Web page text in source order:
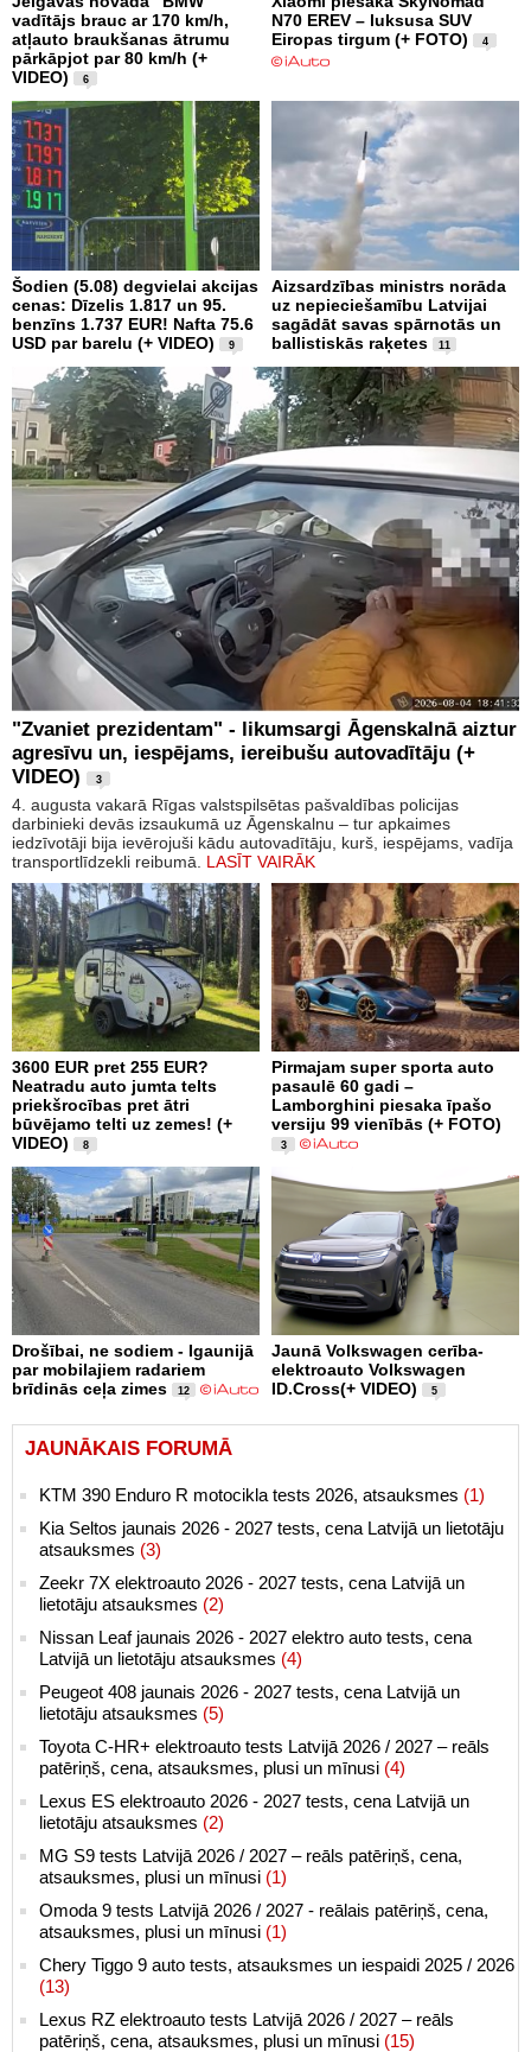
vadītājs brauc ar 170 km/h,
atļauto braukšanas ātrumu
pārkāpjot par 80 km/h (+
VIDEO)
6
N70 EREV – luksusa SUV
Eiropas tirgum (+ FOTO)
4
Šodien (5.08) degvielai akcijas
cenas: Dīzelis 1.817 un 95.
benzīns 1.737 EUR! Nafta 75.6
USD par barelu (+ VIDEO)
9
Aizsardzības ministrs norāda
uz nepieciešamību Latvijai
sagādāt savas spārnotās un
ballistiskās raķetes
11
"Zvaniet prezidentam" - likumsargi Āgenskalnā aiztur
agresīvu un, iespējams, iereibušu autovadītāju (+
VIDEO)
3
4. augusta vakarā Rīgas valstspilsētas pašvaldības policijas
darbinieki devās izsaukumā uz Āgenskalnu – tur apkaimes
iedzīvotāji bija ievērojuši kādu autovadītāju, kurš, iespējams, vadīja
transportlīdzekli reibumā. LASĪT VAIRĀK
3600 EUR pret 255 EUR?
Neatradu auto jumta telts
priekšrocības pret ātri
būvējamo telti uz zemes! (+
VIDEO)
8
Pirmajam super sporta auto
pasaulē 60 gadi –
Lamborghini piesaka īpašo
versiju 99 vienībās (+ FOTO)
3
Drošībai, ne sodiem - Igaunijā
par mobilajiem radariem
brīdinās ceļa zimes
12
Jaunā Volkswagen cerība-
elektroauto Volkswagen
ID.Cross(+ VIDEO)
5
JAUNĀKAIS FORUMĀ
KTM 390 Enduro R motocikla tests 2026, atsauksmes (1)
Kia Seltos jaunais 2026 - 2027 tests, cena Latvijā un lietotāju
atsauksmes (3)
Zeekr 7X elektroauto 2026 - 2027 tests, cena Latvijā un
lietotāju atsauksmes (2)
Nissan Leaf jaunais 2026 - 2027 elektro auto tests, cena
Latvijā un lietotāju atsauksmes (4)
Peugeot 408 jaunais 2026 - 2027 tests, cena Latvijā un
lietotāju atsauksmes (5)
Toyota C-HR+ elektroauto tests Latvijā 2026 / 2027 – reāls
patēriņš, cena, atsauksmes, plusi un mīnusi (4)
Lexus ES elektroauto 2026 - 2027 tests, cena Latvijā un
lietotāju atsauksmes (2)
MG S9 tests Latvijā 2026 / 2027 – reāls patēriņš, cena,
atsauksmes, plusi un mīnusi (1)
Omoda 9 tests Latvijā 2026 / 2027 - reālais patēriņš, cena,
atsauksmes, plusi un mīnusi (1)
Chery Tiggo 9 auto tests, atsauksmes un iespaidi 2025 / 2026
(13)
Lexus RZ elektroauto tests Latvijā 2026 / 2027 – reāls
patēriņš, cena, atsauksmes, plusi un mīnusi (15)